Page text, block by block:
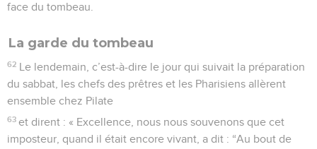
face du tombeau.
La garde du tombeau
62 Le lendemain, c’est-à-dire le jour qui suivait la préparation
du sabbat, les chefs des prêtres et les Pharisiens allèrent
ensemble chez Pilate
63 et dirent : « Excellence, nous nous souvenons que cet
imposteur, quand il était encore vivant, a dit : “Au bout de